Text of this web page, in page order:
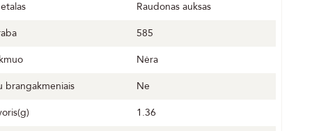
Raudonas auksas
585
Nėra
brangakmeniais
Ne
1.36